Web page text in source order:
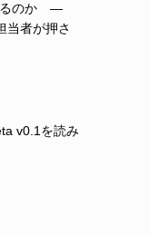
るのか ―
当者が押さ
v0.1を読み